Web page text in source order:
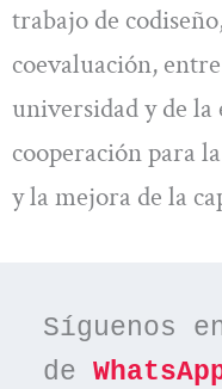
trabajo de
coevaluación,
universidad y de la
cooperación para
y la mejora de la
Síguenos
de